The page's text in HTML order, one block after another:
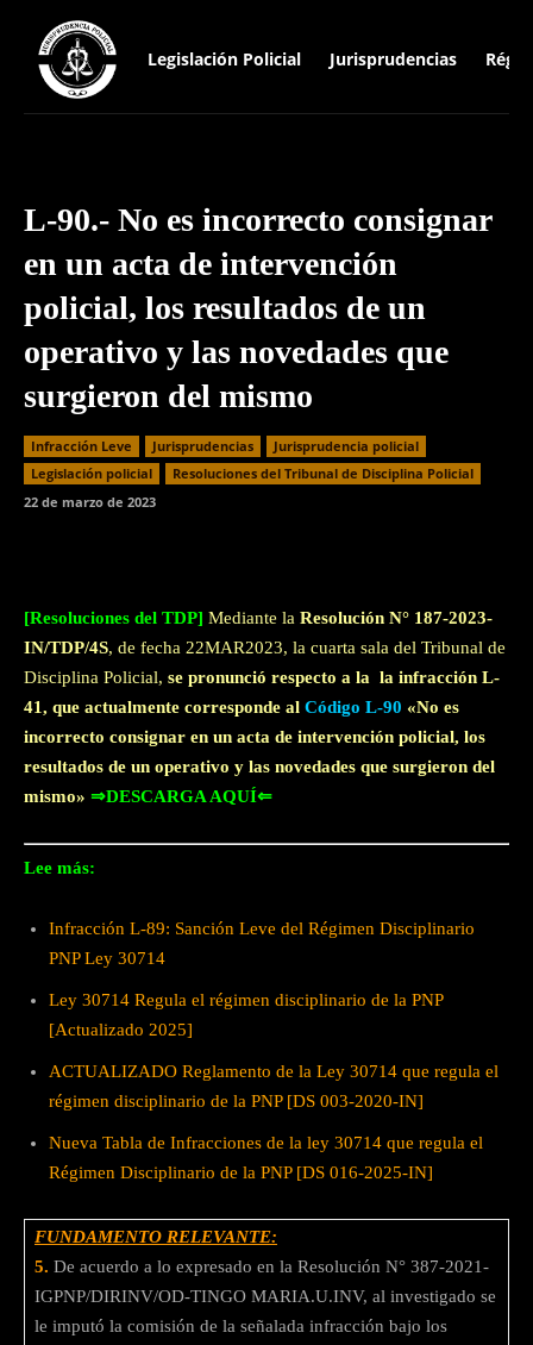
Legislación Policial Jurisprudencias
L-90.- No es incorrecto consignar
en un acta de intervención
policial, los resultados de un
operativo y las novedades que
surgieron del mismo
Infracción Leve Jurisprudencias
Jurisprudencia policial
Legislación policial
Resoluciones del Tribunal de Disciplina Policial
22 de marzo de 2023
[Resoluciones del TDP] Mediante la Resolución N° 187-2023-
IN/TDP/4S, de fecha 22MAR2023, la cuarta sala del Tribunal de
Disciplina Policial, se pronunció respecto a la la infracción L-
41, que actualmente corresponde al Código L-90 «No es
incorrecto consignar en un acta de intervención policial, los
resultados de un operativo y las novedades que surgieron del
mismo» ⇒DESCARGA AQUÍ⇐
Lee más:
Infracción L-89: Sanción Leve del Régimen Disciplinario
PNP Ley 30714
Ley 30714 Regula el régimen disciplinario de la PNP
[Actualizado 2025]
ACTUALIZADO Reglamento de la Ley 30714 que regula el
régimen disciplinario de la PNP [DS 003-2020-IN]
Nueva Tabla de Infracciones de la ley 30714 que regula el
Régimen Disciplinario de la PNP [DS 016-2025-IN]
FUNDAMENTO RELEVANTE:
5. De acuerdo a lo expresado en la Resolución N° 387-2021-
IGPNP/DIRINV/OD-TINGO MARIA.U.INV, al investigado se
le imputó la comisión de la señalada infracción bajo los